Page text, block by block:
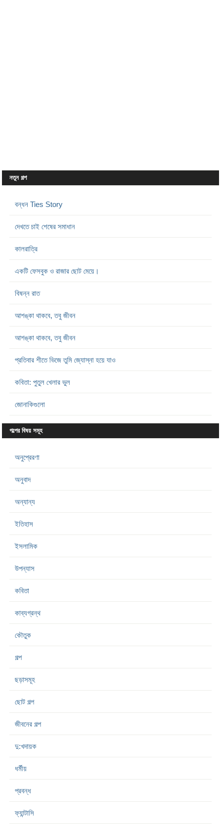
নতুন গল্প
বন্ধন Ties Story
দেখতে চাই শেষের সমাধান
কালরাত্রি
একটি ফেসবুক ও রাজার ছোট মেয়ে।
বিষন্ন রাত
আশঙ্কা থাকবে, তবু জীবন
আশঙ্কা থাকবে, তবু জীবন
প্রতিবার শীতে ভিজে তুমি জ্যোস্না হয়ে যাও
কবিতা: পুতুল খেলার ভুল
জোনাকিগুলো
গল্পের বিষয় সমূহ
অনুপ্রেরণা
অনুবাদ
অন্যান্য
ইতিহাস
ইসলামিক
উপন্যাস
কবিতা
কাব্যগ্রন্থ
কৌতুক
গল্প
ছড়াসমূহ
ছোট গল্প
জীবনের গল্প
দু:খদায়ক
ধর্মীয়
প্রবন্ধ
ফ্যান্টাসি